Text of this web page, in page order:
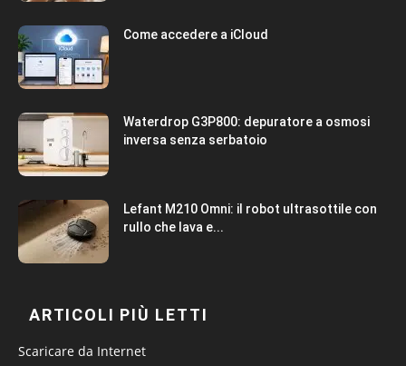
Come accedere a iCloud
Waterdrop G3P800: depuratore a osmosi
inversa senza serbatoio
Lefant M210 Omni: il robot ultrasottile con
rullo che lava e...
ARTICOLI PIÙ LETTI
Scaricare da Internet